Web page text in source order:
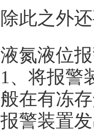
除此之外
液氮液位
1、将报警
般在有冻
报警装置